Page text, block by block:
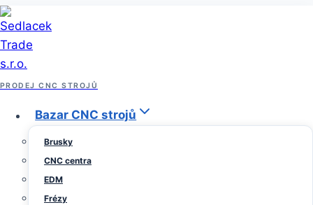
Přeskočit
na
obsah
PRODEJ CNC STROJŮ
Bazar CNC strojů
Brusky
CNC centra
EDM
Frézy
Archiv prodeje strojů
CNC revolverový soustruh
HAAS
OdSedlacek